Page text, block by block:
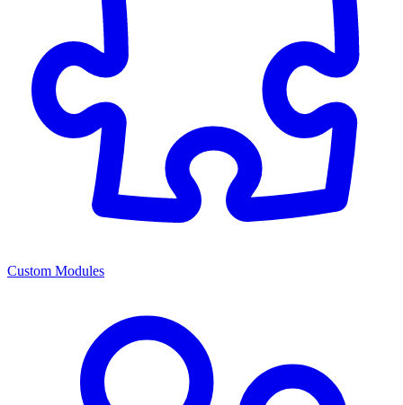
Custom Modules